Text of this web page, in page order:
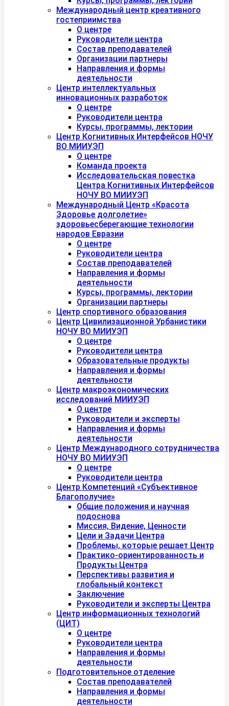
Международный центр креативного
гостеприимства
О центре
Руководители центра
Состав преподавателей
Организации партнеры
Направления и формы
деятельности
Центр интеллектуальных
инновационных разработок
О центре
Руководители центра
Курсы, программы, лектории
Центр Когнитивных Интерфейсов НОЧУ
ВО МИИУЭП
О центре
Команда проекта
Исследовательская повестка
Центра Когнитивных Интерфейсов
НОЧУ ВО МИИУЭП
Международный Центр «Красота
Здоровье долголетие»
здоровьесберегающие технологии
народов Евразии
О центре
Руководители центра
Состав преподавателей
Направления и формы
деятельности
Курсы, программы, лектории
Организации партнеры
Центр спортивного образования
Центр Цивилизационной Урбанистики
НОЧУ ВО МИИУЭП
О центре
Руководители центра
Образовательные продукты
Направления и формы
деятельности
Центр макроэкономических
исследований МИИУЭП
О центре
Руководители и эксперты
Направления и формы
деятельности
Центр Международного сотрудничества
НОЧУ ВО МИИУЭП
О центре
Руководители центра
Центр Компетенций «Субъективное
Благополучие»
Общие положения и научная
подоснова
Миссия, Видение, Ценности
Цели и Задачи Центра
Проблемы, которые решает Центр
Практико-ориентированность и
Продукты Центра
Перспективы развития и
глобальный контекст
Заключение
Руководители и эксперты Центра
Центр информационных технологий
(ЦИТ)
О центре
Руководители центра
Направления и формы
деятельности
Подготовительное отделение
Состав преподавателей
Направления и формы
деятельности